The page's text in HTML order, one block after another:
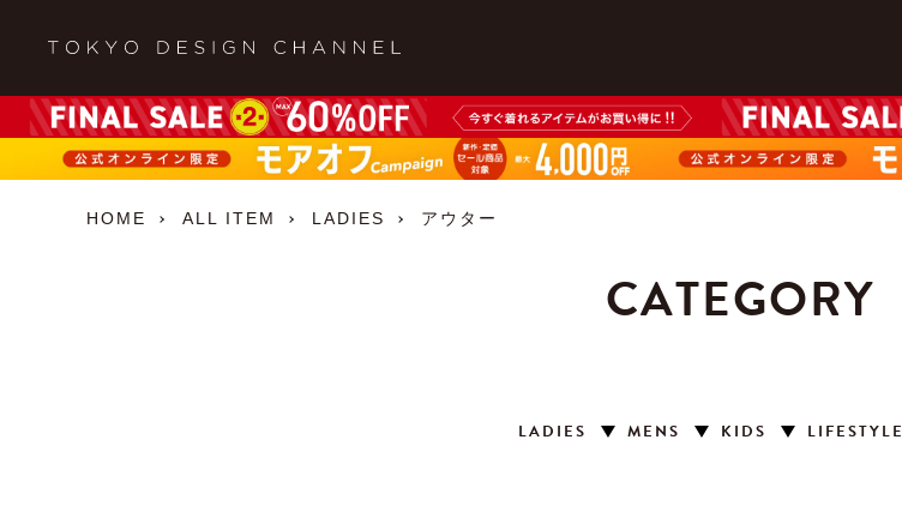
HOME ALL ITEM LADIES アウター
CATEGORY
LADIES MENS KIDS LIFESTYLE